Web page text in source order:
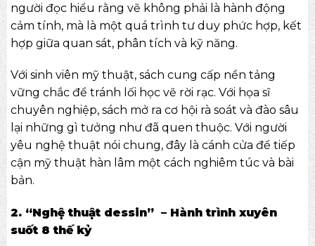
người đọc hiểu rằng vẽ không phải là hành động
cảm tính, mà là một quá trình tư duy phức hợp, kết
hợp giữa quan sát, phân tích và kỹ năng.
Với sinh viên mỹ thuật, sách cung cấp nền tảng
vững chắc để tránh lối học vẽ rời rạc. Với họa sĩ
chuyên nghiệp, sách mở ra cơ hội rà soát và đào sâu
lại những gì tưởng như đã quen thuộc. Với người
yêu nghệ thuật nói chung, đây là cánh cửa để tiếp
cận mỹ thuật hàn lâm một cách nghiêm túc và bài
bản.
2. “Nghệ thuật dessin” – Hành trình xuyên
suốt 8 thế kỷ